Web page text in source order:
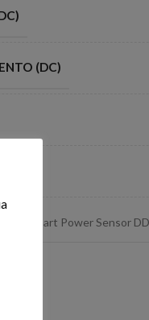
(DC)
Smart Power Sensor